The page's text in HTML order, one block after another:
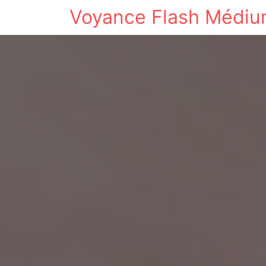
Voyance Flash